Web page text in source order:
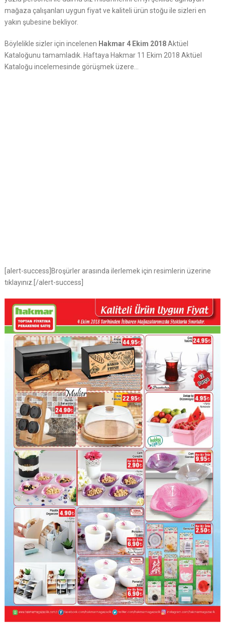
mağaza çalışanları uygun fiyat ve kaliteli ürün stoğu ile sizleri en
yakın şubesine bekliyor.
Böylelikle sizler için incelenen Hakmar 4 Ekim 2018Aktüel
Kataloğunu tamamladık. Haftaya Hakmar 11 Ekim 2018 Aktüel
Kataloğu incelemesinde görüşmek üzere…
[alert-success]Broşürler arasında ilerlemek için resimlerin üzerine
tıklayınız.[/alert-success]